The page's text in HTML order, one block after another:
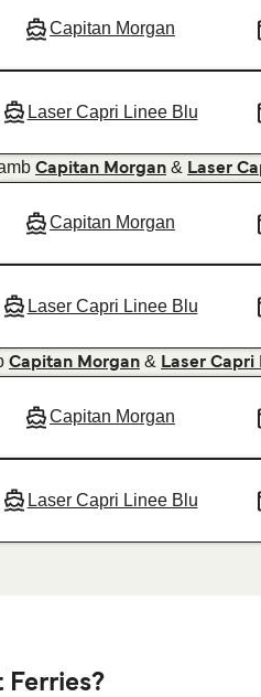
Capitan Morgan
Laser Capri Linee Blu
Capitan Morgan & Laser
Capitan Morgan
Laser Capri Linee Blu
Capitan Morgan & Laser Capri
Capitan Morgan
Laser Capri Linee Blu
Ferries?